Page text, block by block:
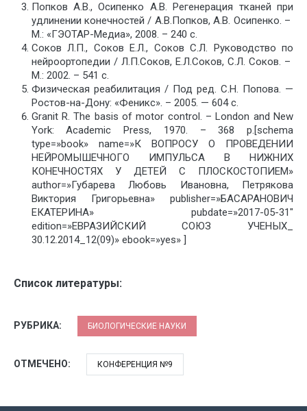
Попков А.В., Осипенко А.В. Регенерация тканей при
удлинении конечностей / А.В.Попков, А.В. Осипенко. –
М.: «ГЭОТАР-Медиа», 2008. – 240 с.
Соков Л.П., Соков Е.Л., Соков С.Л. Руководство по
нейроортопедии / Л.П.Соков, Е.Л.Соков, С.Л. Соков. –
М.: 2002. – 541 с.
Физическая реабилитация / Под ред. С.Н. Попова. —
Ростов-на-Дону: «Феникс». – 2005. — 604 с.
Granit R. The basis of motor control. – London and New
York: Academic Press, 1970. – 368 p.[schema
type=»book» name=»К ВОПРОСУ О ПРОВЕДЕНИИ
НЕЙРОМЫШЕЧНОГО ИМПУЛЬСА В НИЖНИХ
КОНЕЧНОСТЯХ У ДЕТЕЙ С ПЛОСКОСТОПИЕМ»
author=»Губарева Любовь Ивановна, Петрякова
Виктория Григорьевна» publisher=»БАСАРАНОВИЧ
ЕКАТЕРИНА» pubdate=»2017-05-31″
edition=»ЕВРАЗИЙСКИЙ СОЮЗ УЧЕНЫХ_
30.12.2014_12(09)» ebook=»yes» ]
Список литературы:
РУБРИКА: БИОЛОГИЧЕСКИЕ НАУКИ
ОТМЕЧЕНО: КОНФЕРЕНЦИЯ №9